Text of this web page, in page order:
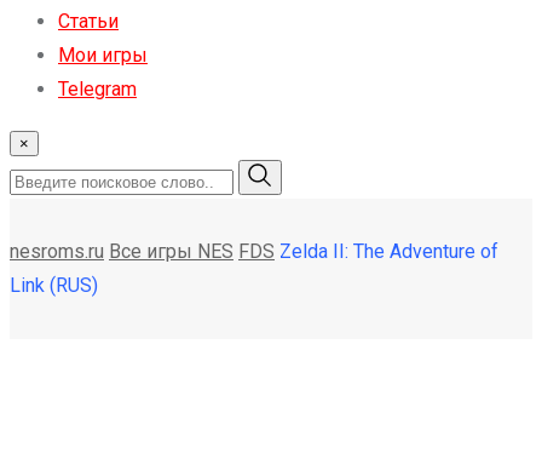
Статьи
Мои игры
Telegram
×
nesroms.ru Все игры NES FDS Zelda II: The Adventure of
Link (RUS)